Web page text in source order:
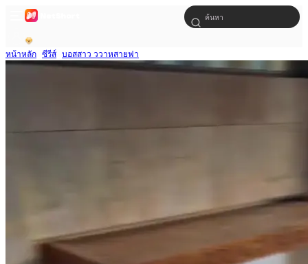
หน้าหลัก ซีรีส์ บอสสาว ววาหสายฟา